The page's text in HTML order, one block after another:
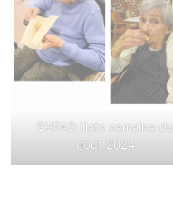
EHPAD Illats semaine du
gout 2024